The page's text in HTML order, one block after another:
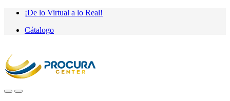
Saltar
navegación
saltar
contenido
¡De lo Virtual a lo Real!
Cátalogo